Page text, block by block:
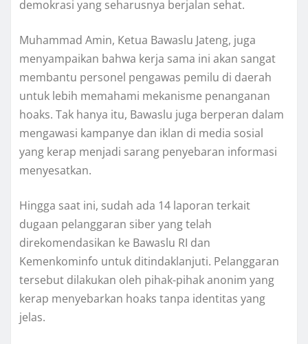
demokrasi yang seharusnya berjalan sehat.
Muhammad Amin, Ketua Bawaslu Jateng, juga
menyampaikan bahwa kerja sama ini akan sangat
membantu personel pengawas pemilu di daerah
untuk lebih memahami mekanisme penanganan
hoaks. Tak hanya itu, Bawaslu juga berperan dalam
mengawasi kampanye dan iklan di media sosial
yang kerap menjadi sarang penyebaran informasi
menyesatkan.
Hingga saat ini, sudah ada 14 laporan terkait
dugaan pelanggaran siber yang telah
direkomendasikan ke Bawaslu RI dan
Kemenkominfo untuk ditindaklanjuti. Pelanggaran
tersebut dilakukan oleh pihak-pihak anonim yang
kerap menyebarkan hoaks tanpa identitas yang
jelas.